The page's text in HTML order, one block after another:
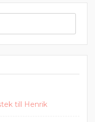
till Henrik